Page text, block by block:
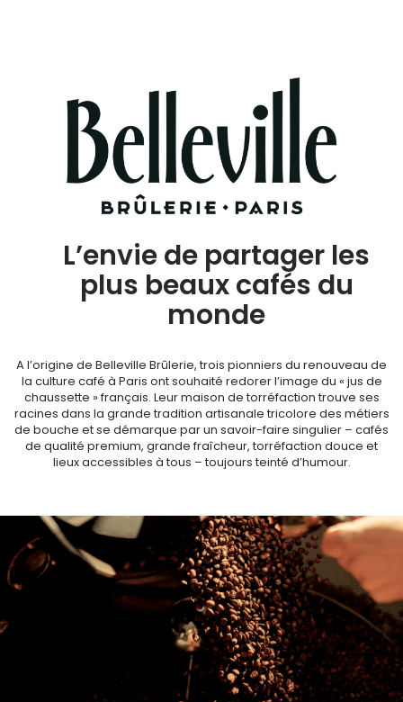
L’envie de partager les
plus beaux cafés du
monde
A l’origine de Belleville Brûlerie, trois pionniers du renouveau de
la culture café à Paris ont souhaité redorer l’image du « jus de
chaussette » français. Leur maison de torréfaction trouve ses
racines dans la grande tradition artisanale tricolore des métiers
de bouche et se démarque par un savoir-faire singulier – cafés
de qualité premium, grande fraîcheur, torréfaction douce et
lieux accessibles à tous – toujours teinté d’humour.